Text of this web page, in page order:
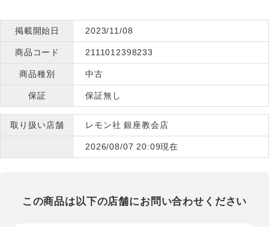
掲載開始日 2023/11/08
商品コード 2111012398233
商品種別 中古
保証 保証無し
取り扱い店舗 レモン社 銀座教会店
2026/08/07 20:09現在
この商品は以下の店舗にお問い合わせください